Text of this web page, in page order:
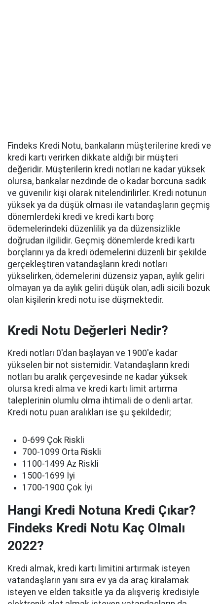
Findeks Kredi Notu, bankaların müşterilerine kredi ve
kredi kartı verirken dikkate aldığı bir müşteri
değeridir. Müşterilerin kredi notları ne kadar yüksek
olursa, bankalar nezdinde de o kadar borcuna sadık
ve güvenilir kişi olarak nitelendirilirler. Kredi notunun
yüksek ya da düşük olması ile vatandaşların geçmiş
dönemlerdeki kredi ve kredi kartı borç
ödemelerindeki düzenlilik ya da düzensizlikle
doğrudan ilgilidir. Geçmiş dönemlerde kredi kartı
borçlarını ya da kredi ödemelerini düzenli bir şekilde
gerçekleştiren vatandaşların kredi notları
yükselirken, ödemelerini düzensiz yapan, aylık geliri
olmayan ya da aylık geliri düşük olan, adli sicili bozuk
olan kişilerin kredi notu ise düşmektedir.
Kredi Notu Değerleri Nedir?
Kredi notları 0'dan başlayan ve 1900'e kadar
yükselen bir not sistemidir. Vatandaşların kredi
notları bu aralık çerçevesinde ne kadar yüksek
olursa kredi alma ve kredi kartı limit artırma
taleplerinin olumlu olma ihtimali de o denli artar.
Kredi notu puan aralıkları ise şu şekildedir;
0-699 Çok Riskli
700-1099 Orta Riskli
1100-1499 Az Riskli
1500-1699 İyi
1700-1900 Çok İyi
Hangi Kredi Notuna Kredi Çıkar?
Findeks Kredi Notu Kaç Olmalı
2022?
Kredi almak, kredi kartı limitini artırmak isteyen
vatandaşların yanı sıra ev ya da araç kiralamak
isteyen ve elden taksitle ya da alışveriş kredisiyle